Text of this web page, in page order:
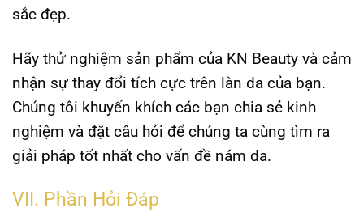
sắc đẹp.
Hãy thử nghiệm sản phẩm của KN Beauty và cảm
nhận sự thay đổi tích cực trên làn da của bạn.
Chúng tôi khuyến khích các bạn chia sẻ kinh
nghiệm và đặt câu hỏi để chúng ta cùng tìm ra
giải pháp tốt nhất cho vấn đề nám da.
VII. Phần Hỏi Đáp